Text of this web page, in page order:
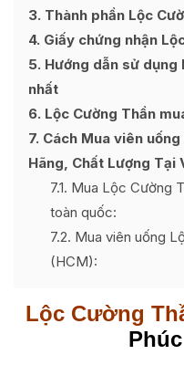
3 Thành phần Lộc
4 Giấy chứng nhận
5 Hướng dẫn sử dụng
nhất
6 Lộc Cường Thần
7 Cách Mua viên
Hãng, Chất Lượng Tại
7.1 Mua Lộc Cường
toàn quốc:
7.2 Mua viên uống
(HCM):
Lộc Cường